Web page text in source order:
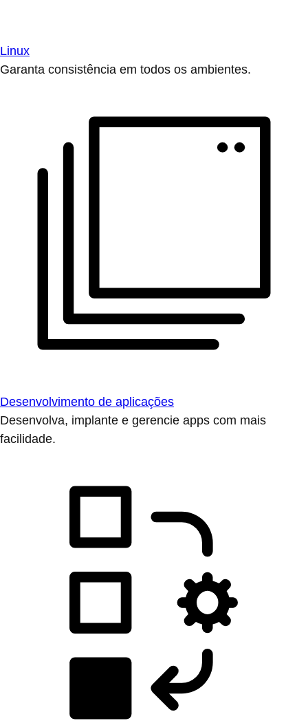
Linux
Garanta consistência em todos os ambientes.
Desenvolvimento de aplicações
Desenvolva, implante e gerencie apps com mais
facilidade.